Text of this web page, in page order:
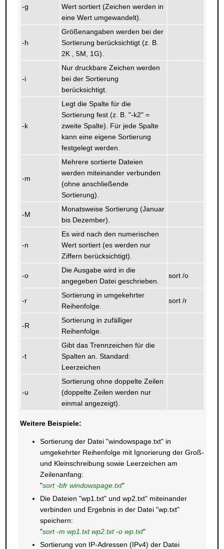
-g
Wert sortiert (Zeichen werden in
eine Wert umgewandelt).
-h
Größenangaben werden bei der
Sortierung berücksichtigt (z. B.
2K , 5M, 1G).
-i
Nur druckbare Zeichen werden
bei der Sortierung
berücksichtigt.
-k
Legt die Spalte für die
Sortierung fest (z. B. "-k2" =
zweite Spalte). Für jede Spalte
kann eine eigene Sortierung
festgelegt werden.
-m
Mehrere sortierte Dateien
werden miteinander verbunden
(ohne anschließende
Sortierung).
-M
Monatsweise Sortierung (Januar
bis Dezember).
-n
Es wird nach den numerischen
Wert sortiert (es werden nur
Ziffern berücksichtigt).
-o
Die Ausgabe wird in die
angegeben Datei geschrieben.
sort /o
-r
Sortierung in umgekehrter
Reihenfolge.
sort /r
-R
Sortierung in zufälliger
Reihenfolge.
-t
Gibt das Trennzeichen für die
Spalten an. Standard:
Leerzeichen
-u
Sortierung ohne doppelte Zeilen
(doppelte Zeilen werden nur
einmal angezeigt).
Weitere Beispiele:
Sortierung der Datei "windowspage.txt" in
umgekehrter Reihenfolge mit Ignorierung der Groß-
und Kleinschreibung sowie Leerzeichen am
Zeilenanfang:
"sort -bfr windowspage.txt"
Die Dateien "wp1.txt" und wp2.txt" miteinander
verbinden und Ergebnis in der Datei "wp.txt"
speichern:
"sort -m wp1.txt wp2.txt -o wp.txt"
Sortierung von IP-Adressen (IPv4) der Datei